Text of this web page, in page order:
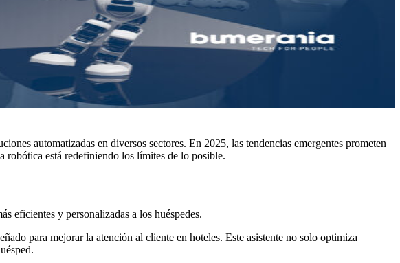
automatizadas en diversos sectores. En 2025, las tendencias emergentes prometen
robótica está redefiniendo los límites de lo posible.
eficientes y personalizadas a los huéspedes.
para mejorar la atención al cliente en hoteles. Este asistente no solo optimiza